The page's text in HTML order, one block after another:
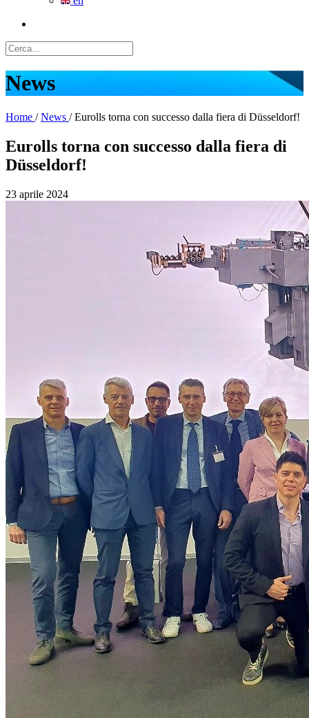
News
Home / News / Eurolls torna con successo dalla fiera di Düsseldorf!
Eurolls torna con successo dalla fiera di
Düsseldorf!
23 aprile 2024